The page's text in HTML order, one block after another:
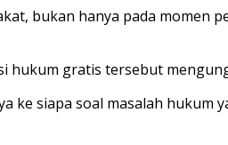
bukan hanya pada
hukum gratis tersebut
ke siapa soal masalah hukum